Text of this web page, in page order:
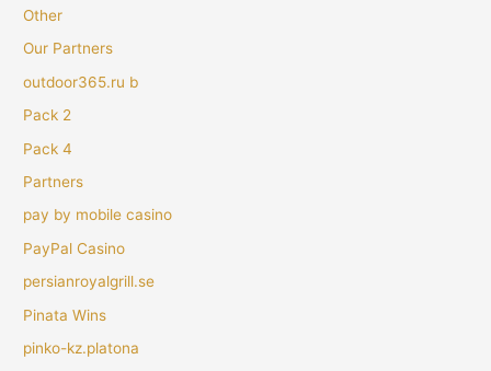
Other
Our Partners
outdoor365.ru b
Pack 2
Pack 4
Partners
pay by mobile casino
PayPal Casino
persianroyalgrill.se
Pinata Wins
pinko-kz.platona